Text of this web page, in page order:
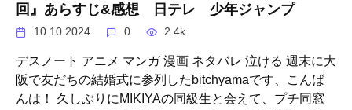
回』あらすじ&感想 日テレ 少年ジャンプ
10.10.2024 0 2.4k.
デスノート アニメ マンガ 漫画 ネタバレ 泣ける 週末に大
阪で友だちの結婚式に参列したbitchyamaです、こんば
んは！ 久しぶりにMIKIYAの同級生と会えて、プチ同窓